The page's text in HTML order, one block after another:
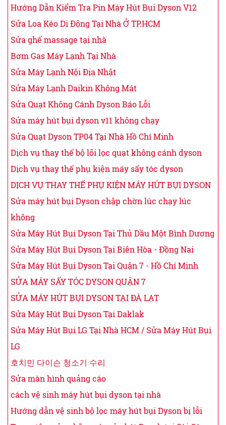
Hướng Dẫn Kiểm Tra Pin Máy Hút Bụi Dyson V12
Sửa Loa Kéo Di Động Tại Nhà Ở TP.HCM
Sửa ghế massage tại nhà
Bơm Gas Máy Lạnh Tại Nhà
Sửa Máy Lạnh Nội Địa Nhật
Sửa Máy Lạnh Daikin Không Mát
Sửa Quạt Không Cánh Dyson Báo Lỗi
Sửa máy hút bụi dyson v11 không chạy
Sửa Quạt Dyson TP04 Tại Nhà Hồ Chí Minh
Dịch vụ thay thế bộ lõi lọc quạt không cánh dyson
Dịch vụ thay thế phụ kiện máy sấy tóc dyson
DỊCH VỤ THAY THẾ PHỤ KIỆN MÁY HÚT BỤI DYSON
Sửa máy hút bụi Dyson chập chờn lúc chạy lúc
không
Sửa Máy Hút Bụi Dyson Tại Thủ Dầu Một Bình Dương
Sửa Máy Hút Bụi Dyson Tại Biên Hòa - Đồng Nai
Sửa Máy Hút Bụi Dyson Tại Quận 7 - Hồ Chí Minh
SỬA MÁY SẤY TÓC DYSON QUẬN 7
SỬA MÁY HÚT BỤI DYSON TẠI ĐÀ LẠT
Sửa Máy Hút Bụi Dyson Tại Daklak
Sửa Máy Hút Bụi LG Tại Nhà HCM / Sửa Máy Hút Bụi
LG
호치민 다이슨 청소기 수리
Sửa màn hình quảng cáo
cách vệ sinh máy hút bụi dyson tại nhà
Hướng dẫn vệ sinh bộ lọc máy hút bụi Dyson bị lỗi